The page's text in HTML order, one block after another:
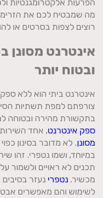
הפרעות אלקטרומגנטיות
מה שמבטיח לכם את
רוצים לצפות בסרטים או
אינטרנט מסונן
ובטוח יותר
אינטרנט ביתי הוא ללא
צורפתם למפת תשתיות
בתקשורת מהירה ובטוחה
ספק אינטרנט, אחד
מסונן. לא מדובר בסינון
במיוחד, ושמו נטפרי. זהו
תכנים לא ראויים ולשמור
מכשיר. נטפרי נעזר
לשימוש והם מאפשרים